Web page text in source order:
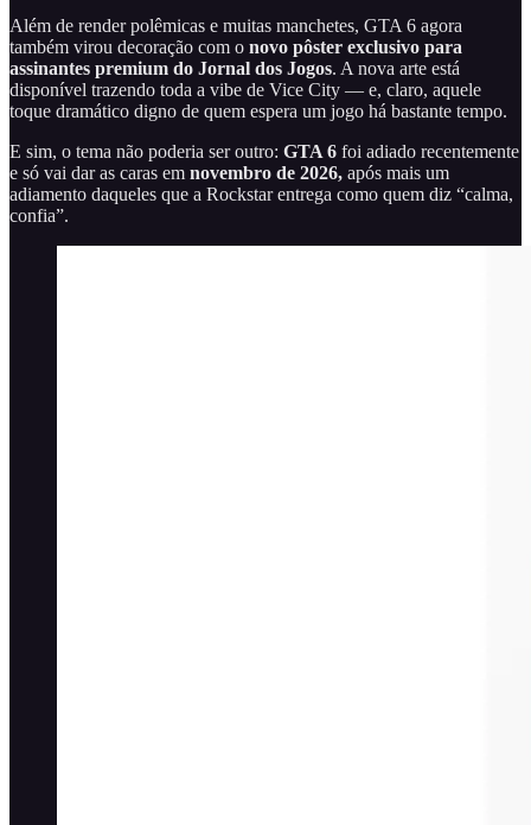
Além de render polêmicas e muitas manchetes, GTA 6 agora
também virou decoração com o novo pôster exclusivo para
assinantes premium do Jornal dos Jogos. A nova arte está
disponível trazendo toda a vibe de Vice City — e, claro, aquele
toque dramático digno de quem espera um jogo há bastante tempo.
E sim, o tema não poderia ser outro: GTA 6 foi adiado recentemente
e só vai dar as caras em novembro de 2026, após mais um
adiamento daqueles que a Rockstar entrega como quem diz “calma,
confia”.